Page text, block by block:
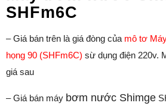
SHFm6C
– Giá bán trên là giá đòng của mô tơ
họng 90 (SHFm6C) sừ dụng điện 220v.
giá sau
– Giá bán máy bơm nước Shimge